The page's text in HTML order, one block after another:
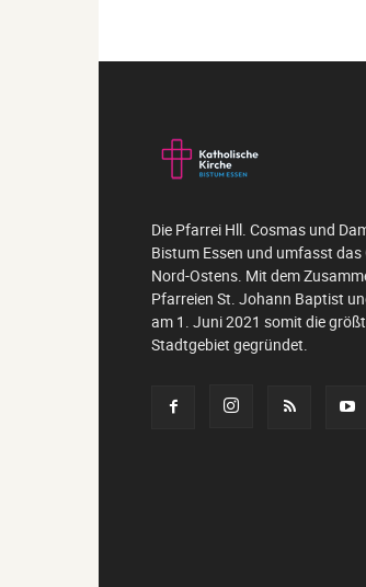
Die Pfarrei Hll. Cosmas und
Bistum Essen und umfasst das
Nord-Ostens. Mit dem
Pfarreien St. Johann Baptist
am 1. Juni 2021 somit die
Stadtgebiet gegründet.